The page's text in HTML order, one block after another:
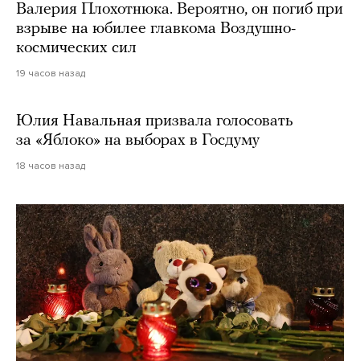
Валерия Плохотнюка. Вероятно, он погиб при
взрыве на юбилее главкома Воздушно-
космических сил
19 часов назад
Юлия Навальная призвала голосовать
за «Яблоко» на выборах в Госдуму
18 часов назад